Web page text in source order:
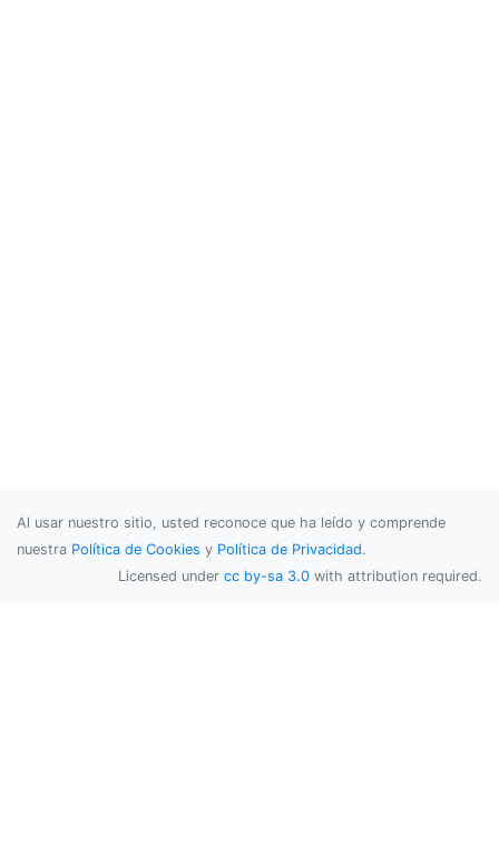
Al usar nuestro sitio, usted reconoce que ha leído y comprende
nuestra Política de Cookies y Política de Privacidad.
Licensed under cc by-sa 3.0 with attribution required.